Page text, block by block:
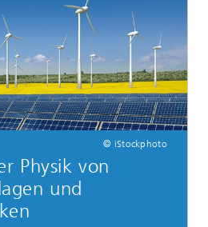
© iStockphoto
Physik von
und